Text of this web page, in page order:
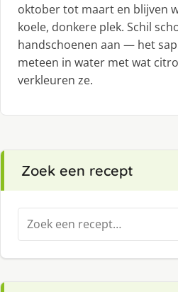
oktober tot maart en blijven
koele, donkere plek. Schil
handschoenen aan — het
meteen in water met wat
verkleuren ze.
Zoek een recept
Zoeken
naar: